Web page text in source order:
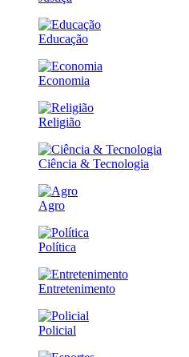
Educação
Economia
Religião
Ciência & Tecnologia
Agro
Política
Entretenimento
Policial